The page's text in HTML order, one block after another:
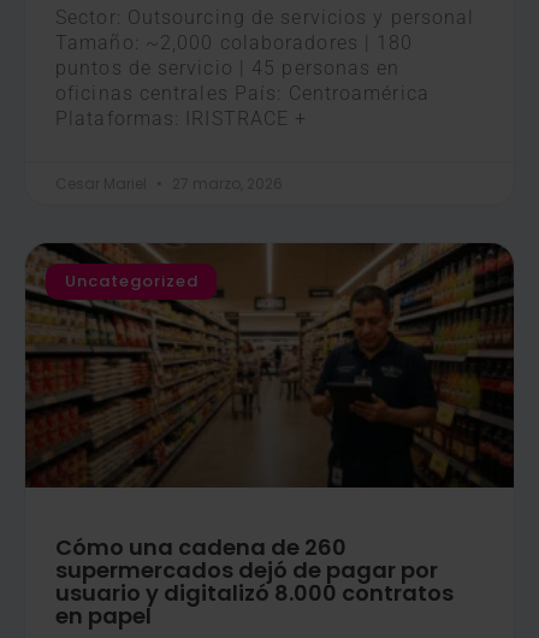
Sector: Outsourcing de servicios y personal
Tamaño: ~2,000 colaboradores | 180
puntos de servicio | 45 personas en
oficinas centrales País: Centroamérica
Plataformas: IRISTRACE +
Uncategorized
Cómo una cadena de 260
supermercados dejó de pagar por
usuario y digitalizó 8.000 contratos
en papel